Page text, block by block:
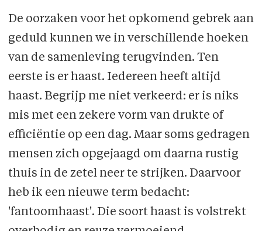
De oorzaken voor het opkomend gebrek aan
geduld kunnen we in verschillende hoeken
van de samenleving terugvinden. Ten
eerste is er haast. Iedereen heeft altijd
haast. Begrijp me niet verkeerd: er is niks
mis met een zekere vorm van drukte of
efficiëntie op een dag. Maar soms gedragen
mensen zich opgejaagd om daarna rustig
thuis in de zetel neer te strijken. Daarvoor
heb ik een nieuwe term bedacht:
'fantoomhaast'. Die soort haast is volstrekt